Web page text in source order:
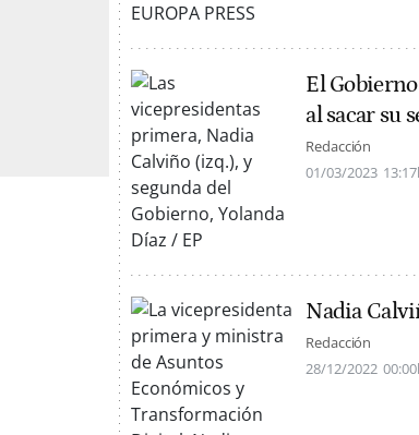
El
al sacar su
Redacción
01/03/2023
Nadia
Redacción
28/12/2022